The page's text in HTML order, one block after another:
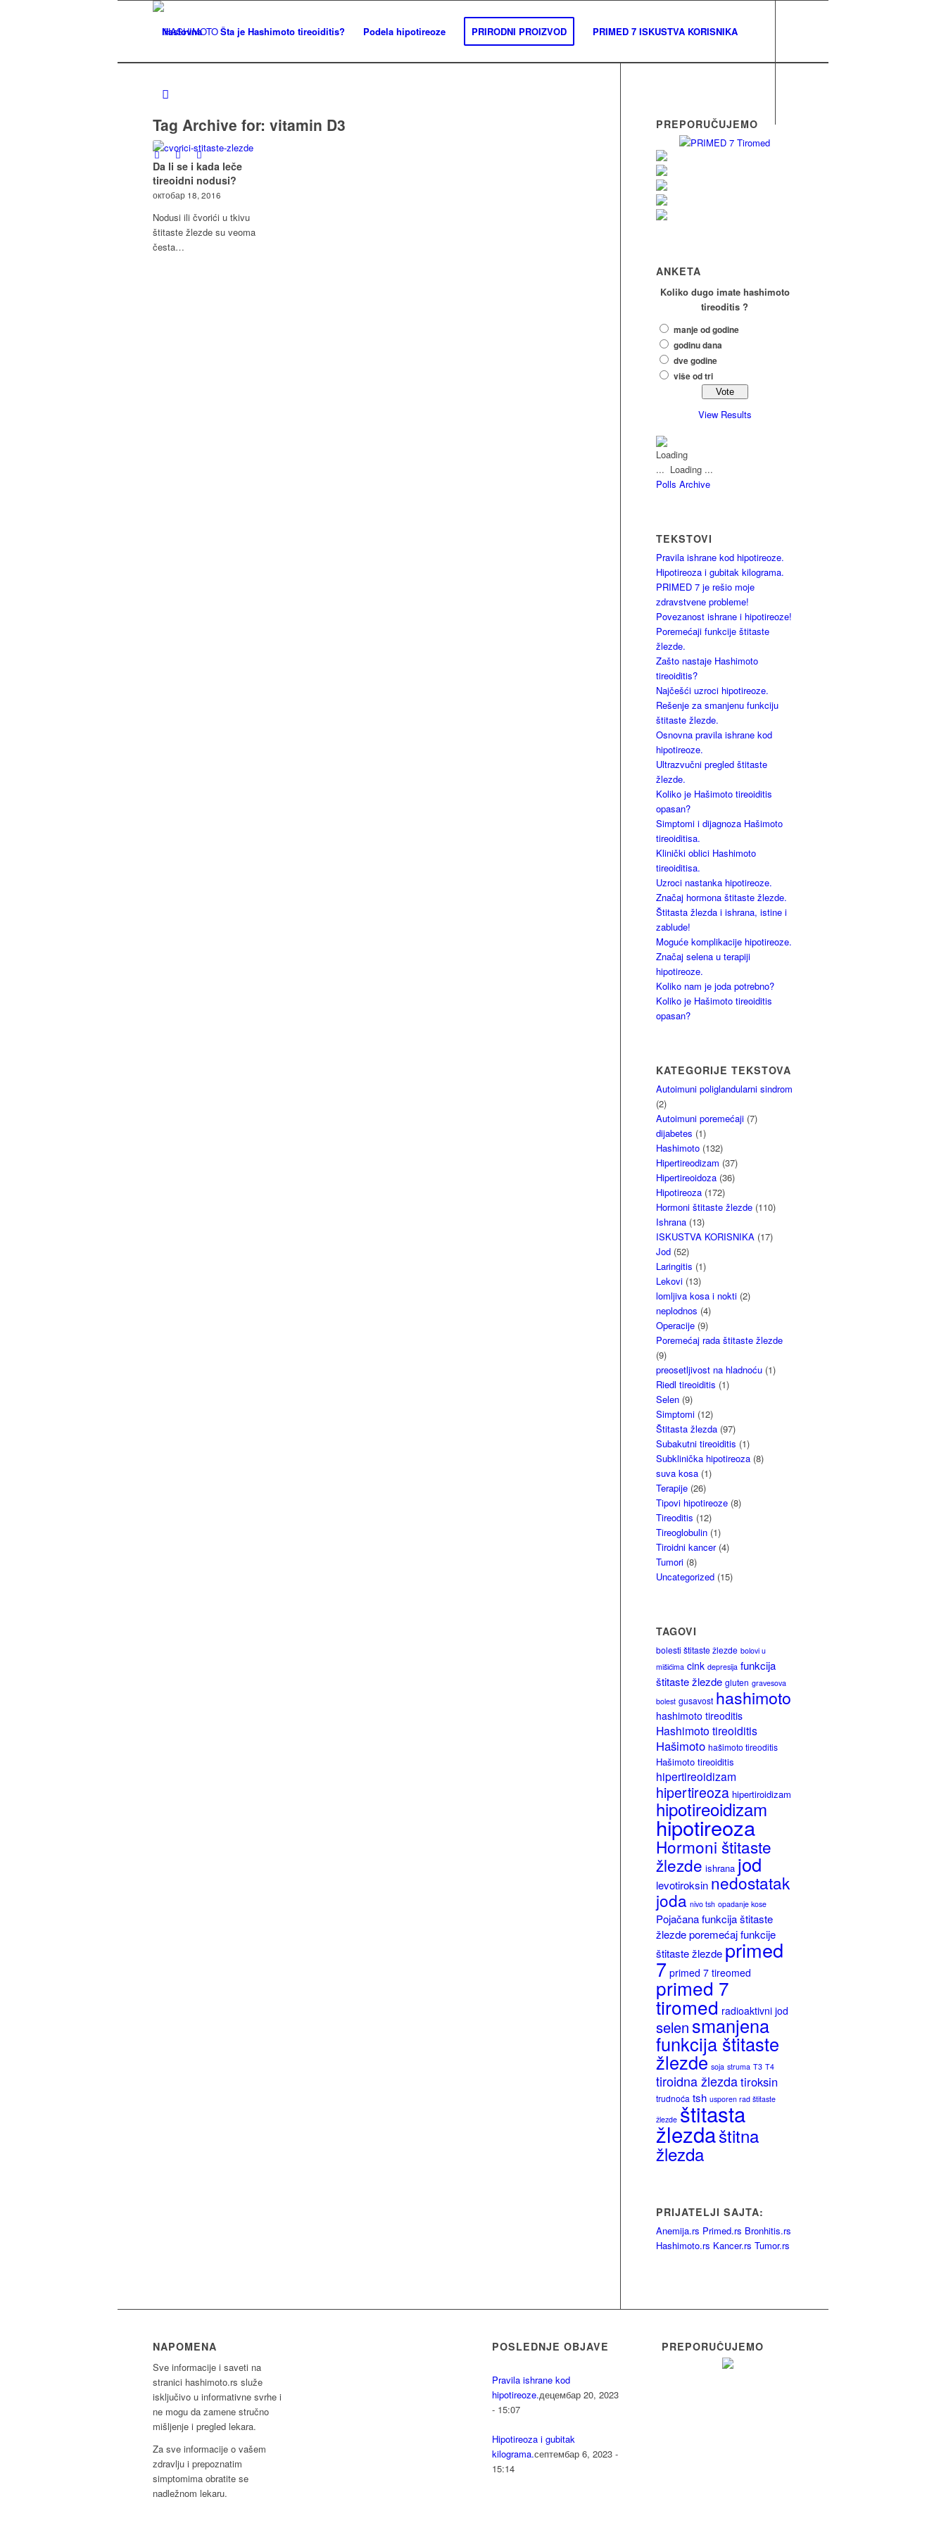
Naslovna Šta je Hashimoto tireoiditis? Podela hipotireoze PRIRODNI PROIZVOD PRIMED 7 ISKUSTVA KORISNIKA
Tag Archive for: vitamin D3
Da li se i kada leče
tireoidni nodusi?
октобар 18, 2016
Nodusi ili čvorići u tkivu
štitaste žlezde su veoma
česta…
PREPORUČUJEMO
ANKETA
Koliko dugo imate hashimoto
tireoditis ?
manje od godine
godinu dana
dve godine
više od tri
View Results
Loading ...
Polls Archive
TEKSTOVI
Pravila ishrane kod hipotireoze.
Hipotireoza i gubitak kilograma.
PRIMED 7 je rešio moje
zdravstvene probleme!
Povezanost ishrane i hipotireoze!
Poremećaji funkcije štitaste
žlezde.
Zašto nastaje Hashimoto
tireoiditis?
Najčešći uzroci hipotireoze.
Rešenje za smanjenu funkciju
štitaste žlezde.
Osnovna pravila ishrane kod
hipotireoze.
Ultrazvučni pregled štitaste
žlezde.
Koliko je Hašimoto tireoiditis
opasan?
Simptomi i dijagnoza Hašimoto
tireoiditisa.
Klinički oblici Hashimoto
tireoiditisa.
Uzroci nastanka hipotireoze.
Značaj hormona štitaste žlezde.
Štitasta žlezda i ishrana, istine i
zablude!
Moguće komplikacije hipotireoze.
Značaj selena u terapiji
hipotireoze.
Koliko nam je joda potrebno?
Koliko je Hašimoto tireoiditis
opasan?
KATEGORIJE TEKSTOVA
Autoimuni poliglandularni sindrom
(2)
Autoimuni poremećaji (7)
dijabetes (1)
Hashimoto (132)
Hipertireodizam (37)
Hipertireoidoza (36)
Hipotireoza (172)
Hormoni štitaste žlezde (110)
Ishrana (13)
ISKUSTVA KORISNIKA (17)
Jod (52)
Laringitis (1)
Lekovi (13)
lomljiva kosa i nokti (2)
neplodnos (4)
Operacije (9)
Poremećaj rada štitaste žlezde
(9)
preosetljivost na hladnoću (1)
Riedl tireoiditis (1)
Selen (9)
Simptomi (12)
Štitasta žlezda (97)
Subakutni tireoiditis (1)
Subklinička hipotireoza (8)
suva kosa (1)
Terapije (26)
Tipovi hipotireoze (8)
Tireoditis (12)
Tireoglobulin (1)
Tiroidni kancer(4)
Tumori (8)
Uncategorized (15)
TAGOVI
bolesti štitaste žlezde bolovi u
mišićima cink depresija funkcija
štitaste žlezde gluten gravesova
bolest gusavost hashimoto
hashimoto tireoditis
Hashimoto tireoiditis
Hašimoto hašimoto tireoditis
Hašimoto tireoiditis
hipertireoidizam
hipertireoza hipertiroidizam
hipotireoidizam
hipotireoza
Hormoni štitaste
žlezde ishrana jod
levotiroksin nedostatak
joda nivo tsh opadanje kose
Pojačana funkcija štitaste
žlezde poremećaj funkcije
štitaste žlezde primed
7 primed 7 tireomed
primed 7
tiromed radioaktivni jod
selen smanjena
funkcija štitaste
žlezde soja struma T3 T4
tiroidna žlezdatiroksin
trudnoća tsh usporen rad štitaste
žlezde štitasta
žlezdaštitna
žlezda
PRIJATELJI SAJTA:
Anemija.rs Primed.rs Bronhitis.rs
Hashimoto.rs Kancer.rs Tumor.rs
NAPOMENA
Sve informacije i saveti na
stranici hashimoto.rs služe
isključivo u informativne svrhe i
ne mogu da zamene stručno
mišljenje i pregled lekara.
Za sve informacije o vašem
zdravlju i prepoznatim
simptomima obratite se
nadležnom lekaru.
POSLEDNJE OBJAVE
Pravila ishrane kod
hipotireoze.децембар 20, 2023
- 15:07
Hipotireoza i gubitak
kilograma.септембар 6, 2023 -
15:14
PREPORUČUJEMO